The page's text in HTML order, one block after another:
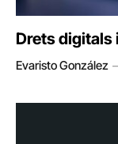
Drets
Evaristo González